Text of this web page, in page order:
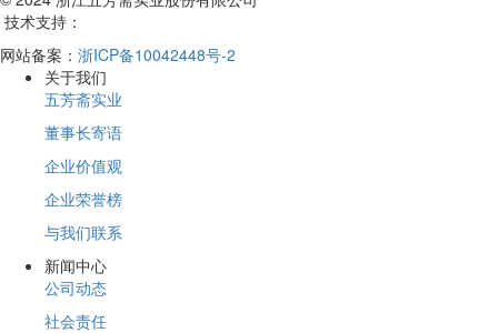
技术支持：
网站备案： 浙ICP备10042448号-2
关于我们
五芳斋实业
董事长寄语
企业价值观
企业荣誉榜
与我们联系
新闻中心
公司动态
社会责任